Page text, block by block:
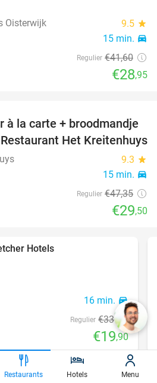
Oisterwijk
9.5 star
15 min. directions_car
Regulier €41,60
€28,95
38%
à la carte + broodmandje
Het Kreitenhuys
9.3 star
15 min. directions_car
Regulier €47,35
€29,50
Hotels
16 min. directions_car
Regulier €33
€19,90
Restaurants Hotels Menu